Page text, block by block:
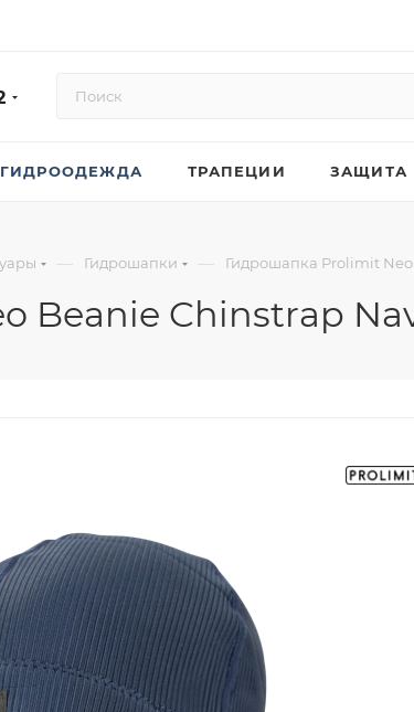
ГИДРООДЕЖДА ТРАПЕЦИИ ЗАЩИТА
— Гидрошапки — Гидрошапка Prolimit
Beanie Chinstrap